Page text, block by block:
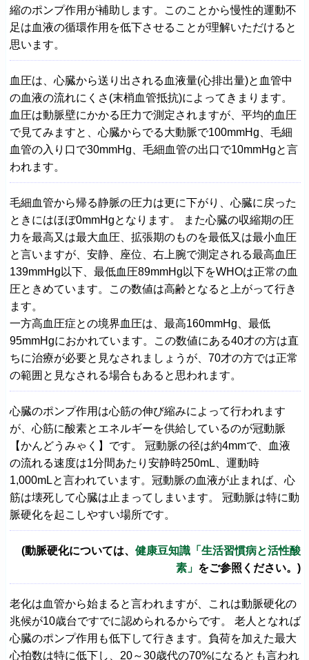
縮のポンプ作用が補助します。このことから慢性的運動不
足は血液の循環作用を低下させることが理解いただけると
思います。
血圧は、心臓から送り出される血液量(心排出量)と血管中
の血液の流れにくさ(末梢血管抵抗)によってきまります。
血圧は動脈壁にかかる圧力で測定されますが、平均的血圧
で見てみますと、心臓からでる大動脈で100mmHg、毛細
血管の入り口で30mmHg、毛細血管の出口で10mmHgと言
われます。
毛細血管から帰る静脈の圧力は更に下がり、心臓に戻った
ときにはほぼ0mmHgとなります。 また心臓の収縮期の圧
力を最高又は最大血圧、拡張期のものを最低又は最小血圧
と言いますが、安静、座位、右上腕で測定される最高血圧
139mmHg以下、最低血圧89mmHg以下をWHOは正常の血
圧ときめています。この数値は高齢となると上がって行き
ます。
一方高血圧症との境界血圧は、最高160mmHg、最低
95mmHgにおかれています。この数値にある40才の方は直
ちに治療が必要と見なされましょうが、70才の方では正常
の範囲と見なされる場合もあると思われます。
心臓のポンプ作用は心筋の伸び縮みによって行われます
が、心筋に酸素とエネルギーを供給しているのが冠動脈
【かんどうみゃく】です。 冠動脈の径は約4mmで、血液
の流れる速度は1分間あたり安静時250mL、運動時
1,000mLと言われています。冠動脈の血液が止まれば、心
筋は壊死して心臓は止まってしまいます。 冠動脈は特に動
脈硬化を起こしやすい場所です。
(動脈硬化については、 健康豆知識「生活習慣病と活性酸
素」 をご参照ください。)
老化は血管から始まると言われますが、これは動脈硬化の
兆候が10歳台ですでに認められるからです。 老人となれば
心臓のポンプ作用も低下して行きます。負荷を加えた最大
心拍数は特に低下し、20～30歳代の70%になるとも言われ